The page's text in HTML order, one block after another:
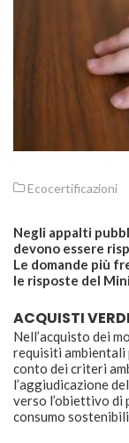
Ecocertificazioni
Negli appalti
devono essere
Le domande più
le risposte del
ACQUISTI
Nell’acquisto dei
requisiti ambientali
conto dei criteri
l’aggiudicazione
verso l’obiettivo di
consumo